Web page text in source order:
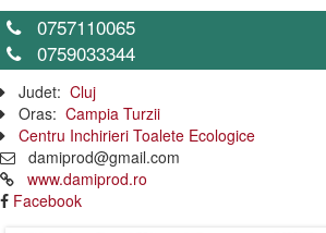
0757110065
0759033344
Judet: Cluj
Oras: Campia Turzii
Centru Inchirieri Toalete Ecologice
damiprod@gmail.com
www.damiprod.ro
Facebook